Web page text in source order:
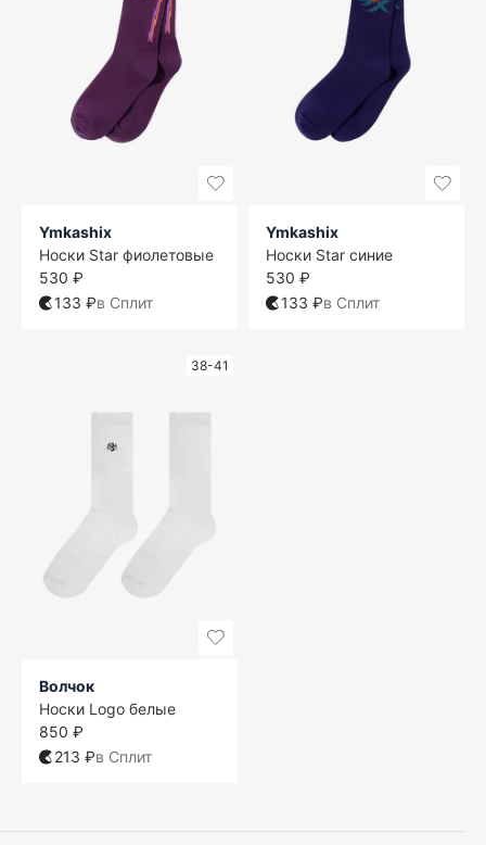
Ymkashix
Носки Star фиолетовые
530 ₽
133 ₽в Сплит
Ymkashix
Носки Star синие
530 ₽
133 ₽в Сплит
38-41
Волчок
Носки Logo белые
850 ₽
213 ₽в Сплит